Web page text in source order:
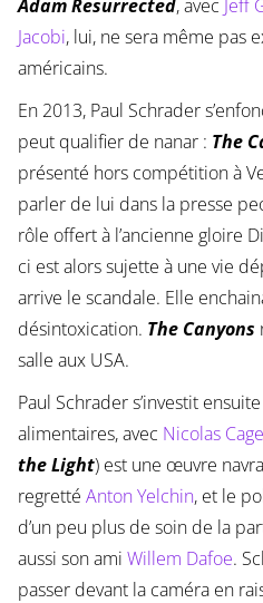
Adam Resurrected, avec Jeff
Jacobi, lui, ne sera même pas
américains.
En 2013, Paul Schrader
peut qualifier de nanar : The
présenté hors compétition à
parler de lui dans la presse
rôle offert à l’ancienne gloire
ci est alors sujette à une vie
arrive le scandale. Elle
désintoxication. The Canyons
salle aux USA.
Paul Schrader s’investit
alimentaires, avec Nicolas Cage
the Light) est une œuvre
regretté Anton Yelchin, et le
d’un peu plus de soin de la
aussi son ami Willem Dafoe.
passer devant la caméra en